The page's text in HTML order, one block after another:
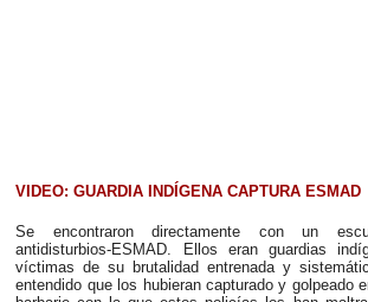
VIDEO: GUARDIA INDÍGENA CAPTURA ESMAD
Se encontraron directamente con un
antidisturbios-ESMAD. Ellos eran guardias
víctimas de su brutalidad entrenada y
entendido que los hubieran capturado y golpeado